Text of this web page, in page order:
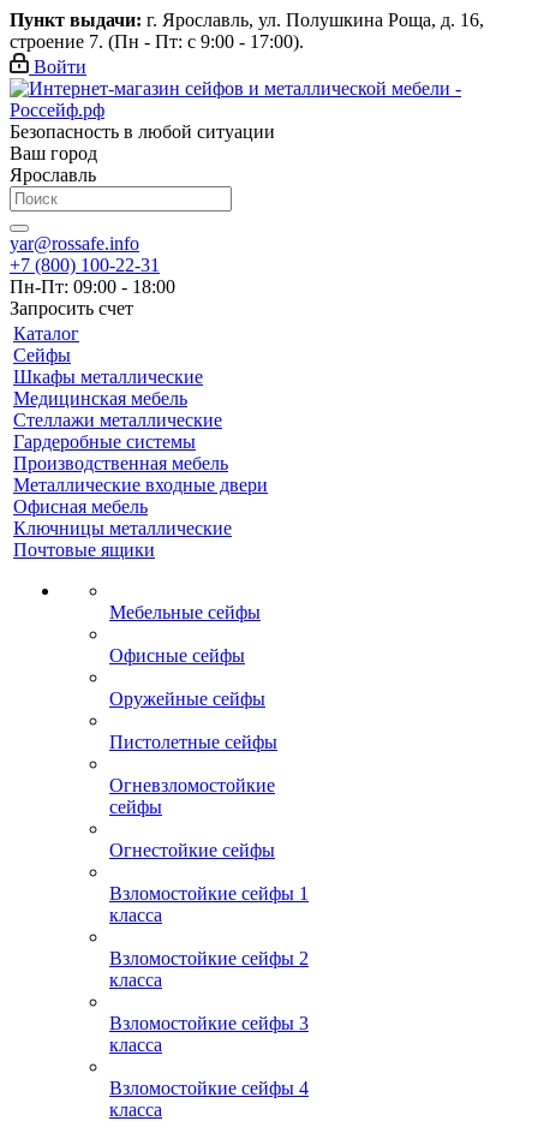
Пункт выдачи: г. Ярославль, ул. Полушкина Роща, д. 16,
строение 7. (Пн - Пт: с 9:00 - 17:00).
Войти
Безопасность в любой ситуации
Ваш город
Ярославль
yar@rossafe.info
+7 (800) 100-22-31
Пн-Пт: 09:00 - 18:00
Запросить счет
Каталог
Сейфы
Шкафы металлические
Медицинская мебель
Стеллажи металлические
Гардеробные системы
Производственная мебель
Металлические входные двери
Офисная мебель
Ключницы металлические
Почтовые ящики
Мебельные сейфы
Офисные сейфы
Оружейные сейфы
Пистолетные сейфы
Огневзломостойкие
сейфы
Огнестойкие сейфы
Взломостойкие сейфы 1
класса
Взломостойкие сейфы 2
класса
Взломостойкие сейфы 3
класса
Взломостойкие сейфы 4
класса